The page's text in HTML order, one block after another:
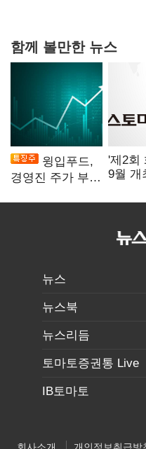
함께 볼만한 뉴스
윙입푸드,
경영진 주가 부양
'제2회
9월
지원
뉴스
뉴스북
뉴스리듬
토마토증권통 Live
IB토마토